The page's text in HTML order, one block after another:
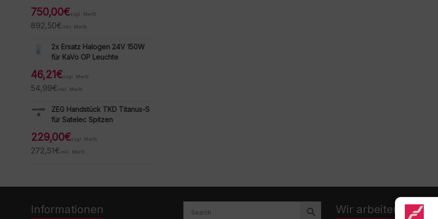
750,00€zzgl. MwSt.
892,50€ inkl. MwSt.
2x Ersatz Halogen 24V 150W
für KaVo OP Leuchte
46,21€zzgl. MwSt.
54,99€ inkl. MwSt.
ZEG Handstück TKD Titanus-S
für Satelec Spitzen
229,00€zzgl. MwSt.
272,51€ inkl. MwSt.
Informationen
Wir arbeiten